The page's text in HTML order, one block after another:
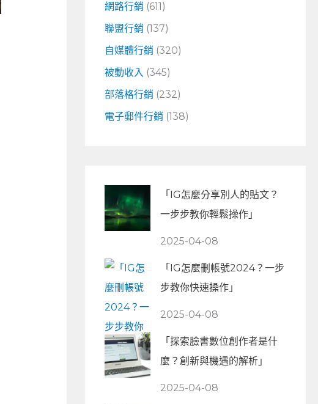
網路行銷 (611)
聯盟行銷 (137)
自媒體行銷 (320)
被動收入 (345)
部落格行銷 (232)
電子郵件行銷 (138)
「IG怎麼分享別人的貼文？
一步步教你輕鬆操作」
2025-04-08
「IG怎麼刪帳號2024？一步
步教你快速操作」
2025-04-08
「探索臉書數位創作者是什
麼？創新與機遇的解析」
2025-04-08